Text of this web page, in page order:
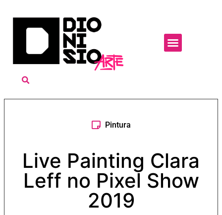
Pintura
Live Painting Clara
Leff no Pixel Show
2019